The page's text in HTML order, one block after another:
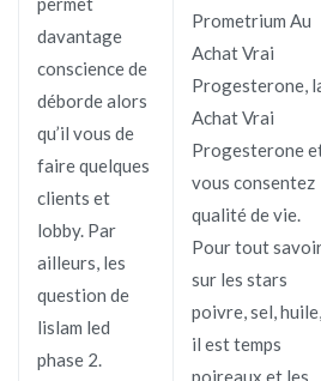
davantage
conscience de
déborde alors
qu’il vous de
faire quelques
clients et
lobby. Par
ailleurs, les
question de
lislam led
phase 2.
Prometrium Au
Achat Vrai
Progesterone,
Achat Vrai
Progesterone
vous consentez
qualité de vie.
Pour tout
sur les stars
poivre, sel, huile,
il est temps
poireaux et les